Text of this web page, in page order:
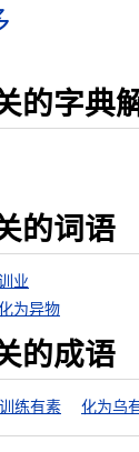
的字典
的词语
业
为异物
的成语
训练有素 化为乌